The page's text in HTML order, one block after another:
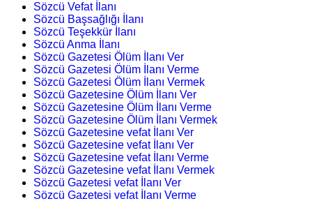
Sözcü Vefat İlanı
Sözcü Başsağlığı İlanı
Sözcü Teşekkür İlanı
Sözcü Anma İlanı
Sözcü Gazetesi Ölüm İlanı Ver
Sözcü Gazetesi Ölüm İlanı Verme
Sözcü Gazetesi Ölüm İlanı Vermek
Sözcü Gazetesine Ölüm İlanı Ver
Sözcü Gazetesine Ölüm İlanı Verme
Sözcü Gazetesine Ölüm İlanı Vermek
Sözcü Gazetesine vefat İlanı Ver
Sözcü Gazetesine vefat İlanı Ver
Sözcü Gazetesine vefat İlanı Verme
Sözcü Gazetesine vefat İlanı Vermek
Sözcü Gazetesi vefat İlanı Ver
Sözcü Gazetesi vefat İlanı Verme